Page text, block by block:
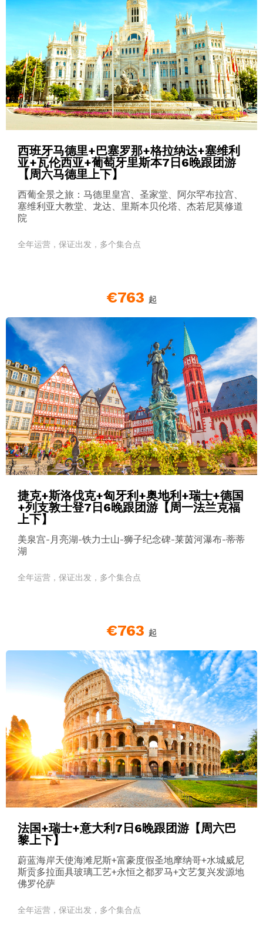
西班牙马德里+巴塞罗那+格拉纳达+塞维利
亚+瓦伦西亚+葡萄牙里斯本7日6晚跟团游
【周六马德里上下】
西葡全景之旅：马德里皇宫、圣家堂、阿尔罕布拉宫、
塞维利亚大教堂、龙达、里斯本贝伦塔、杰若尼莫修道
院
全年运营，保证出发，多个集合点
€763 起
捷克+斯洛伐克+匈牙利+奥地利+瑞士+德国
+列支敦士登7日6晚跟团游【周一法兰克福
上下】
美泉宫-月亮湖-铁力士山-狮子纪念碑-莱茵河瀑布-蒂蒂
湖
全年运营，保证出发，多个集合点
€763 起
法国+瑞士+意大利7日6晚跟团游【周六巴
黎上下】
蔚蓝海岸天使海滩尼斯+富豪度假圣地摩纳哥+水城威尼
斯贡多拉面具玻璃工艺+永恒之都罗马+文艺复兴发源地
佛罗伦萨
全年运营，保证出发，多个集合点